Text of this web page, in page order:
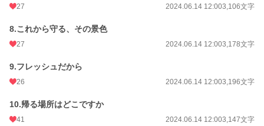
27 2024.06.14 12:003,106文字
8.これから守る、その景色
27 2024.06.14 12:003,178文字
9.フレッシュだから
26 2024.06.14 12:003,196文字
10.帰る場所はどこですか
41 2024.06.14 12:003,147文字